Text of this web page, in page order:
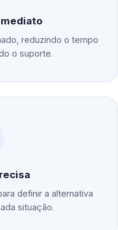
reduzindo o tempo
o suporte.
definir a alternativa
situação.